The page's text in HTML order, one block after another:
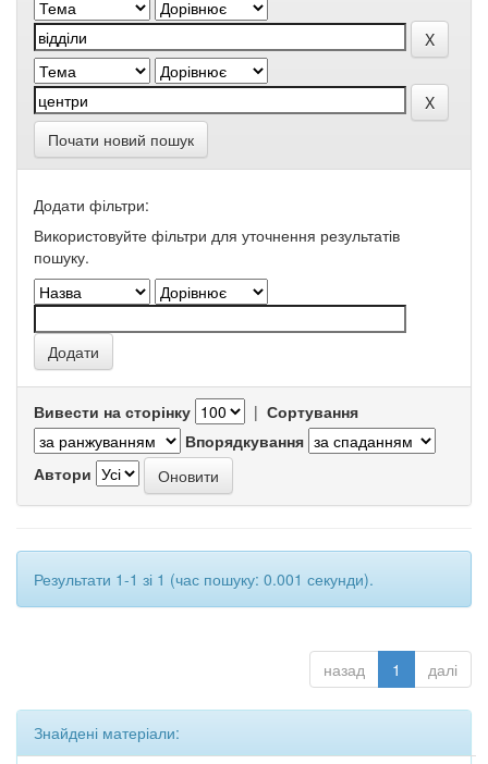
Почати новий пошук
Додати фільтри:
Використовуйте фільтри для уточнення результатів
пошуку.
Вивести на сторінку | Сортування
Впорядкування
Автори
Результати 1-1 зі 1 (час пошуку: 0.001 секунди).
назад 1 далі
Знайдені матеріали: